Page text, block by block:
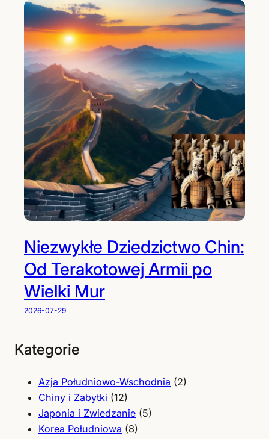
Niezwykłe Dziedzictwo Chin:
Od Terakotowej Armii po
Wielki Mur
2026-07-29
Kategorie
Azja Południowo-Wschodnia (2)
Chiny i Zabytki (12)
Japonia i Zwiedzanie (5)
Korea Południowa (8)